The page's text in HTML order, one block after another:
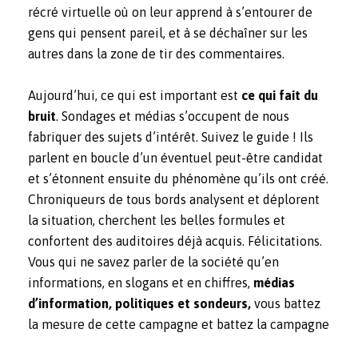
récré virtuelle où on leur apprend à s’entourer de
gens qui pensent pareil, et à se déchaîner sur les
autres dans la zone de tir des commentaires.
Aujourd’hui, ce qui est important est ce qui fait du
bruit. Sondages et médias s’occupent de nous
fabriquer des sujets d’intérêt. Suivez le guide ! Ils
parlent en boucle d’un éventuel peut-être candidat
et s’étonnent ensuite du phénomène qu’ils ont créé.
Chroniqueurs de tous bords analysent et déplorent
la situation, cherchent les belles formules et
confortent des auditoires déjà acquis. Félicitations.
Vous qui ne savez parler de la société qu’en
informations, en slogans et en chiffres, médias
d’information, politiques et sondeurs, vous battez
la mesure de cette campagne et battez la campagne